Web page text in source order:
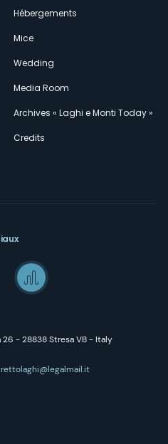
Hébergements
Mice
Wedding
Media Room
Archives « Laghi e Monti Today »
Credits
26 - 28838 Stresa VB - Italy